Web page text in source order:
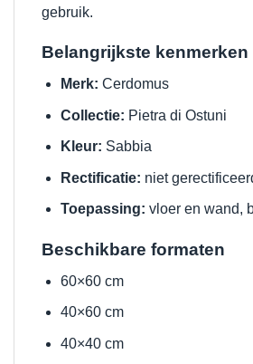
gebruik.
Belangrijkste kenmerken
Merk: Cerdomus
Collectie: Pietra di Ostuni
Kleur: Sabbia
Rectificatie: niet
Toepassing: vloer en wand,
Beschikbare formaten
60×60 cm
40×60 cm
40×40 cm